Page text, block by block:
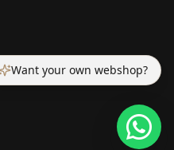
Want your own webshop?